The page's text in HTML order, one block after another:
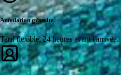
Annulation gratuite
Tarif flexible, 24 heures avant l'arrivée.